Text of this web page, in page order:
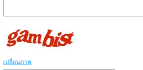
เปลี่ยนภาพ